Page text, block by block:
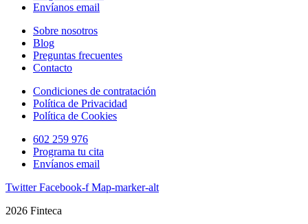
Envíanos email
Sobre nosotros
Blog
Preguntas frecuentes
Contacto
Condiciones de contratación
Política de Privacidad
Política de Cookies
602 259 976
Programa tu cita
Envíanos email
Twitter Facebook-f Map-marker-alt
2026 Finteca